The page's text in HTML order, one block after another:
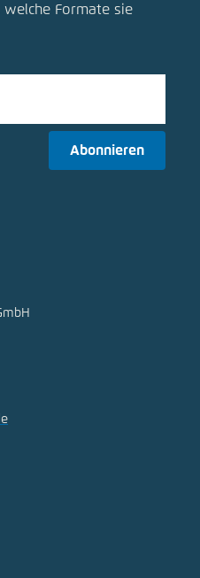
Formate sie
Abonnieren